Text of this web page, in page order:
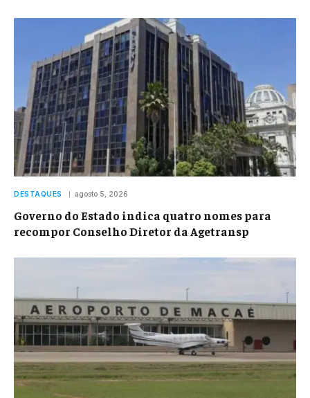
DESTAQUES agosto 5, 2026
Governo do Estado indica quatro nomes para
recompor Conselho Diretor da Agetransp